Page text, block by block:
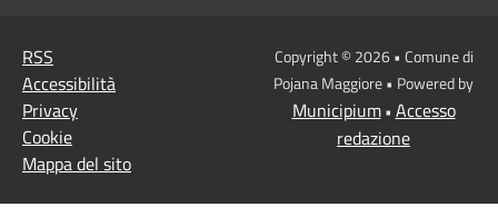
RSS
Accessibilità
Privacy
Cookie
Mappa del sito
Copyright © 2026 • Comune di
Pojana Maggiore • Powered by
Municipium• Accesso
redazione